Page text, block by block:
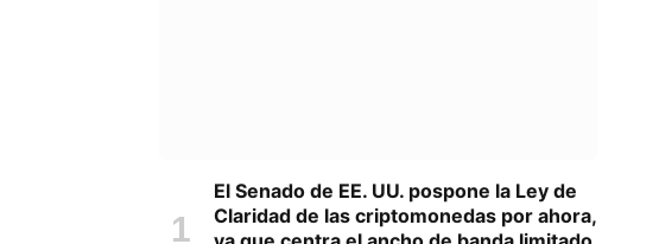
El Senado de EE. UU. pospone la Ley de
Claridad de las criptomonedas por ahora,